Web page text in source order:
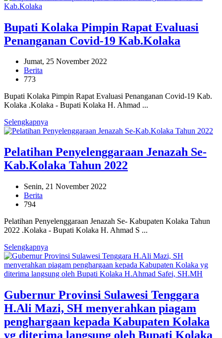
Bupati Kolaka Pimpin Rapat Evaluasi
Penanganan Covid-19 Kab.Kolaka
Jumat, 25 November 2022
Berita
773
Bupati Kolaka Pimpin Rapat Evaluasi Penanganan Covid-19 Kab.
Kolaka .Kolaka - Bupati Kolaka H. Ahmad ...
Selengkapnya
Pelatihan Penyelenggaraan Jenazah Se-
Kab.Kolaka Tahun 2022
Senin, 21 November 2022
Berita
794
Pelatihan Penyelenggaraan Jenazah Se- Kabupaten Kolaka Tahun
2022 .Kolaka - Bupati Kolaka H. Ahmad S ...
Selengkapnya
Gubernur Provinsi Sulawesi Tenggara
H.Ali Mazi, SH menyerahkan piagam
penghargaan kepada Kabupaten Kolaka
yg diterima langsung oleh Bupati Kolaka